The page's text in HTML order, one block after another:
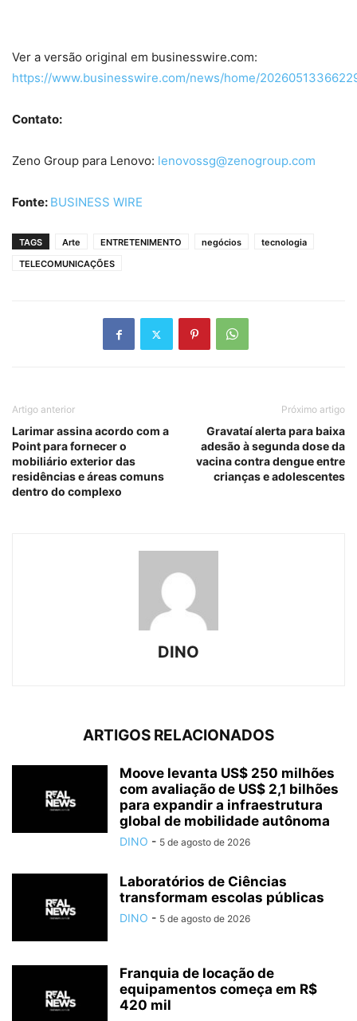
Ver a versão original em businesswire.com:
https://www.businesswire.com/news/home/
Contato:
Zeno Group para Lenovo: lenovossg@zenogroup.com
Fonte: BUSINESS WIRE
TAGS Arte ENTRETENIMENTO negócios
tecnologia
TELECOMUNICAÇÕES
Artigo anterior
Larimar assina acordo com a
Point para fornecer o
mobiliário exterior das
residências e áreas comuns
dentro do complexo
Próximo artigo
Gravataí alerta para baixa
adesão à segunda dose da
vacina contra dengue entre
crianças e adolescentes
DINO
ARTIGOS RELACIONADOS
Moove levanta US$ 250 milhões
com avaliação de US$ 2,1 bilhões
para expandir a infraestrutura
global de mobilidade autônoma
DINO - 5 de agosto de 2026
Laboratórios de Ciências
transformam escolas públicas
DINO - 5 de agosto de 2026
Franquia de locação de
equipamentos começa em R$
420 mil